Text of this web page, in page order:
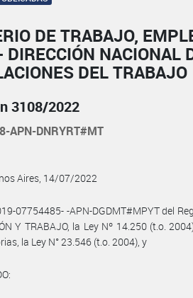
DE TRABAJO,
DIRECCIÓN NACIONAL
DEL TRABAJO
3108/2022
APN-DNRYRT#MT
Aires, 14/07/2022
07754485- -APN-DGDMT#MPYT del
Y TRABAJO, la Ley Nº 14.250 (t.o.
la Ley N° 23.546 (t.o. 2004), y